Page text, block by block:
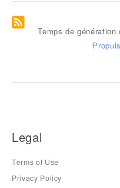
Temps de
Legal
Terms of Use
Privacy Policy